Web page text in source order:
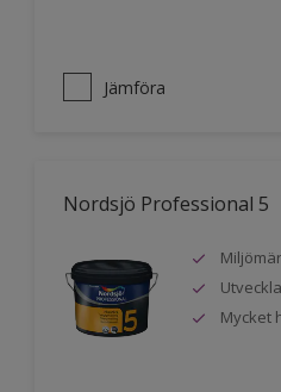
Jämföra
Nordsjö Professional 5
Mycket